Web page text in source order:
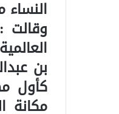
النساء من
وقالت
كأول
مكانة